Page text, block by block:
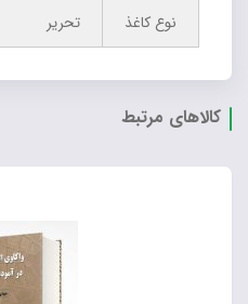
نوع کاغذ
تحریر
کالاهای مرتبط